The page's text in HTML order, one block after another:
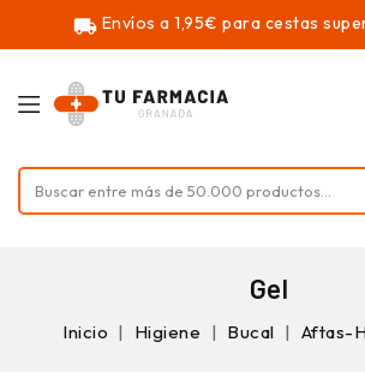
local_shipping Envíos a 1,95€ para cestas
Gel
Inicio Higiene Bucal Aftas-